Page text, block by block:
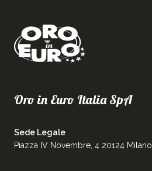
Oro in Euro Italia SpA
Sede Legale
Piazza IV Novembre, 4 20124 Milano